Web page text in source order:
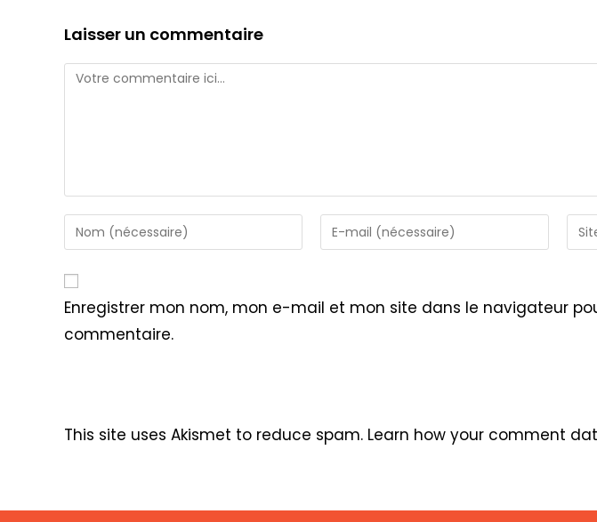
Laisser un commentaire
Comment
Enter
your
or
username
to
Enter
your
to
Saisir
l’URL
site
Enregistrer mon nom, mon e-mail et mon site dans le navigateur
commentaire.
This site uses Akismet to reduce spam. Learn how your comment